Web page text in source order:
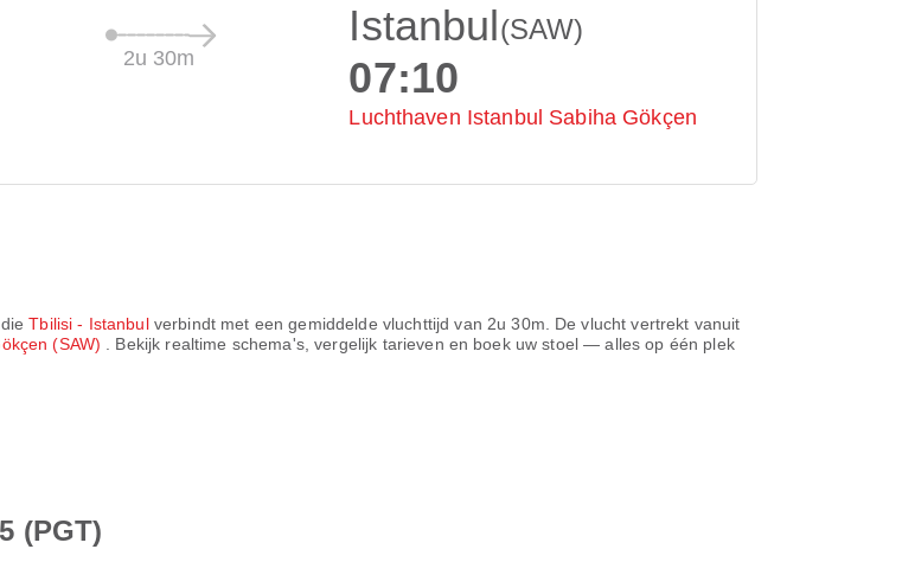
2u 30m
Istanbul(SAW)
07:10
Luchthaven Istanbul Sabiha Gökçen
, dieTbilisi - Istanbulverbindt met een gemiddelde vluchttijd van 2u 30m . De vlucht vertrekt vanuit
(SAW)
. Bekijk realtime schema's, vergelijk tarieven en boek uw stoel — alles op één plek
(PGT)